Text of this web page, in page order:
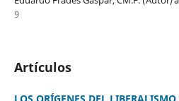
9
Artículos